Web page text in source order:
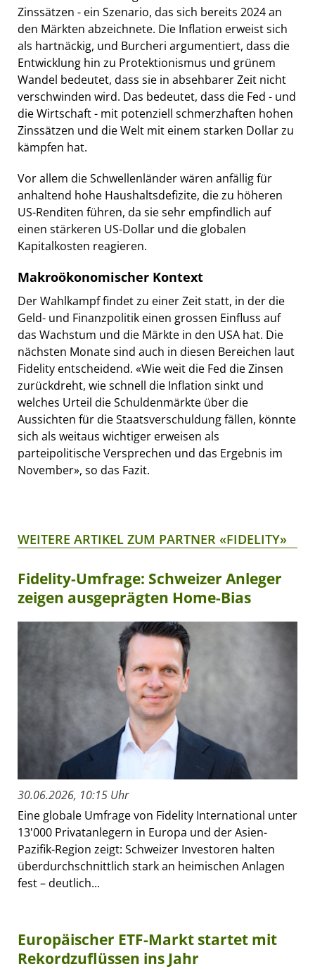
Zinssätzen - ein Szenario, das sich bereits 2024 an
den Märkten abzeichnete. Die Inflation erweist sich
als hartnäckig, und Burcheri argumentiert, dass die
Entwicklung hin zu Protektionismus und grünem
Wandel bedeutet, dass sie in absehbarer Zeit nicht
verschwinden wird. Das bedeutet, dass die Fed - und
die Wirtschaft - mit potenziell schmerzhaften hohen
Zinssätzen und die Welt mit einem starken Dollar zu
kämpfen hat.
Vor allem die Schwellenländer wären anfällig für
anhaltend hohe Haushaltsdefizite, die zu höheren
US-Renditen führen, da sie sehr empfindlich auf
einen stärkeren US-Dollar und die globalen
Kapitalkosten reagieren.
Makroökonomischer Kontext
Der Wahlkampf findet zu einer Zeit statt, in der die
Geld- und Finanzpolitik einen grossen Einfluss auf
das Wachstum und die Märkte in den USA hat. Die
nächsten Monate sind auch in diesen Bereichen laut
Fidelity entscheidend. «Wie weit die Fed die Zinsen
zurückdreht, wie schnell die Inflation sinkt und
welches Urteil die Schuldenmärkte über die
Aussichten für die Staatsverschuldung fällen, könnte
sich als weitaus wichtiger erweisen als
parteipolitische Versprechen und das Ergebnis im
November», so das Fazit.
WEITERE ARTIKEL ZUM PARTNER «FIDELITY»
Fidelity-Umfrage: Schweizer Anleger
zeigen ausgeprägten Home-Bias
30.06.2026, 10:15 Uhr
Eine globale Umfrage von Fidelity International unter
13'000 Privatanlegern in Europa und der Asien-
Pazifik-Region zeigt: Schweizer Investoren halten
überdurchschnittlich stark an heimischen Anlagen
fest – deutlich...
Europäischer ETF-Markt startet mit
Rekordzuflüssen ins Jahr